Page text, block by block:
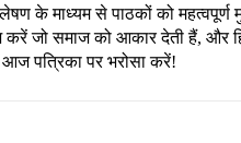
के माध्यम से पाठकों को महत्वपूर्ण
जो समाज को आकार देती हैं, और
पत्रिका पर भरोसा करें!